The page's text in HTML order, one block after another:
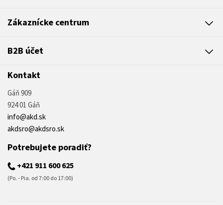
Zákaznícke centrum
B2B účet
Kontakt
Gáň 909
924 01 Gáň
info@akd.sk
akdsro@akdsro.sk
Potrebujete poradiť?
+421 911 600 625
(Po. - Pia. od 7:00 do 17:00)